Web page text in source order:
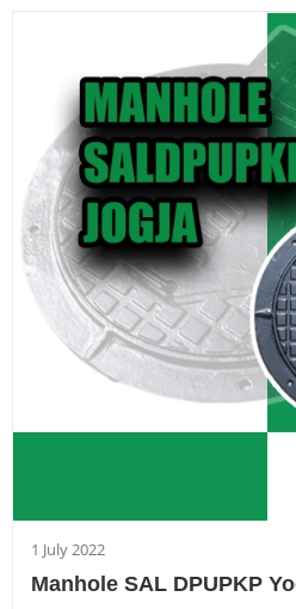
1 July 2022
Manhole SAL DPUPKP